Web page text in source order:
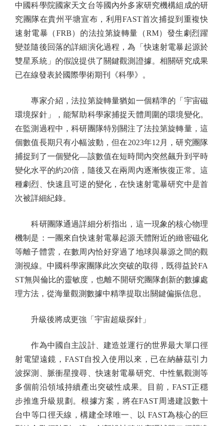
中國科學院國家天文台等國內外多家研究機構組成的研
究團隊在貴州平塘宣布，利用FAST首次捕捉到重複快
速射電暴（FRB）的法拉第旋轉量（RM）發生劇烈躍
變並隨後回落的詳細演化過程，為「快速射電暴起源於
雙星系統」的假說提供了關鍵觀測證據。相關研究成果
已在線發表於國際學術期刊《科學》。
專家介紹，法拉第旋轉量猶如一個精準的「宇宙磁
環境探針」，能幫助科學家捕捉天體周圍的環境變化。
在監測過程中，科研團隊特別關注了法拉第旋轉量，這
個數值長期只有小幅波動，但在2023年12月，研究團隊
捕捉到了一個變化—該數值在短時間內突然飆升到平時
變化水平的約20倍，隨後又在兩周內逐漸恢復正常。這
種劇烈、快速且可逆的變化，在快速射電暴研究中是首
次被詳細紀錄。
科研團隊通過詳細分析指出，這一現象的核心物理
機制是：一團來自快速射電暴起源天體附近的緻密磁化
等離子體雲，在數周內恰好穿過了地球與暴源之間的觀
測視線。中國科學家團隊此次突破的取得，既得益於FA
ST無與倫比的靈敏度，也離不開研究團隊創新的數據處
理方法，從海量觀測數據中精準提取出關鍵偏振信息。
升級後將成更強「宇宙超級探針」
作為中國自主設計、建造並運行的世界最大單口徑
射電望遠鏡，FAST自投入使用以來，已在納赫茲引力
波探測、脈衝星搜尋、快速射電暴研究、中性氫觀測等
多個前沿領域持續產出突破性成果。目前，FAST正穩
步推進升級規劃。根據方案，將在FAST周邊建設數十
台中等口徑天線，構建全球唯一、以 FAST為核心的巨